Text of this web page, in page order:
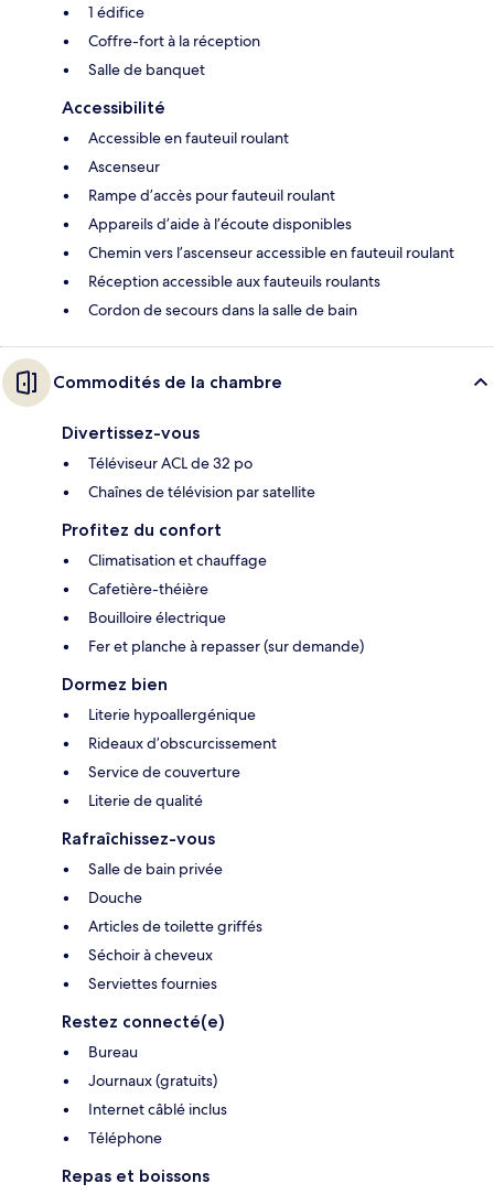
1 édifice
Coffre-fort à la réception
Salle de banquet
Accessibilité
Accessible en fauteuil roulant
Ascenseur
Rampe d’accès pour fauteuil roulant
Appareils d’aide à l’écoute disponibles
Chemin vers l’ascenseur accessible en fauteuil roulant
Réception accessible aux fauteuils roulants
Cordon de secours dans la salle de bain
Commodités de la chambre
Divertissez-vous
Téléviseur ACL de 32 po
Chaînes de télévision par satellite
Profitez du confort
Climatisation et chauffage
Cafetière-théière
Bouilloire électrique
Fer et planche à repasser (sur demande)
Dormez bien
Literie hypoallergénique
Rideaux d’obscurcissement
Service de couverture
Literie de qualité
Rafraîchissez-vous
Salle de bain privée
Douche
Articles de toilette griffés
Séchoir à cheveux
Serviettes fournies
Restez connecté(e)
Bureau
Journaux (gratuits)
Internet câblé inclus
Téléphone
Repas et boissons